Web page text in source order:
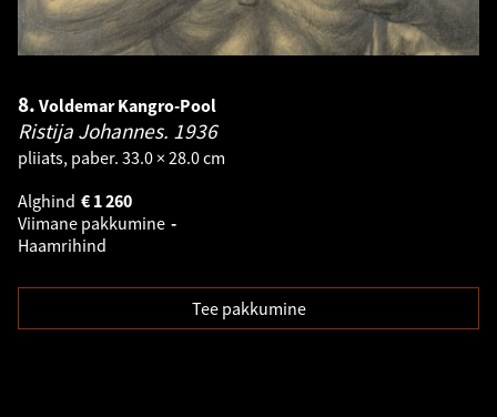
8. Voldemar Kangro-Pool
Ristija Johannes. 1936
pliiats, paber. 33.0 × 28.0 cm
Alghind
1 260
€
Viimane pakkumine -
Haamrihind
Tee pakkumine